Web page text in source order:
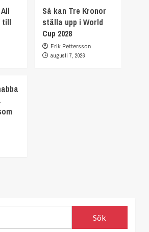
till
Så kan Tre Kronor
ställa upp i World
Cup 2028
Erik Pettersson
augusti 7, 2026
Sök